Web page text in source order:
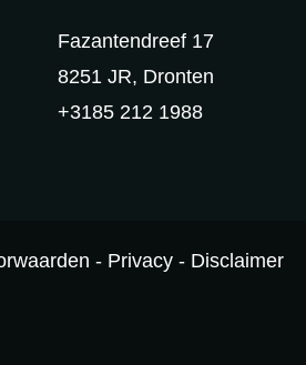
Fazantendreef 17
8251 JR, Dronten
+3185 212 1988
- Privacy - Disclaimer